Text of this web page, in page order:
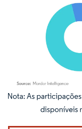
Imagem © Mordor